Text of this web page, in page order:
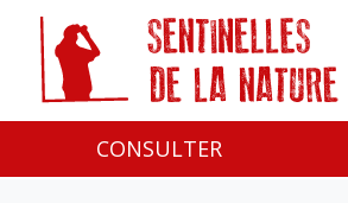
CONSULTER
Panneau de gestion des cookies